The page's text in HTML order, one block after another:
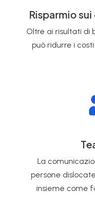
Risparmio
Oltre ai risultati di
può ridurre i
La
persone
insieme come